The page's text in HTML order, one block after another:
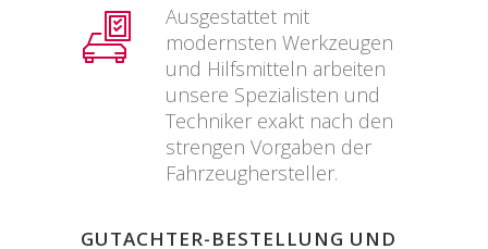
Ausgestattet mit
modernsten Werkzeugen
und Hilfsmitteln arbeiten
unsere Spezialisten und
Techniker exakt nach den
strengen Vorgaben der
Fahrzeughersteller.
GUTACHTER-BESTELLUNG UND